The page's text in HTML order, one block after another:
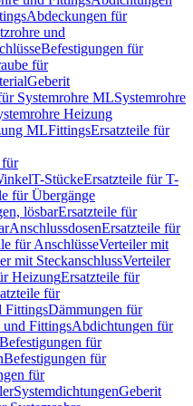
Abdeckungen für
und
Befestigungen für
für
Geberit
Systemrohre MLSystemrohre
Heizung
MLFittingsErsatzteile für
für
T-StückeErsatzteile für T-
für Übergänge
lösbarErsatzteile für
AnschlussdosenErsatzteile für
für AnschlüsseVerteiler mit
mit SteckanschlussVerteiler
HeizungErsatzteile für
für
FittingsDämmungen für
FittingsAbdichtungen für
Befestigungen für
Befestigungen für
für
SystemdichtungenGeberit